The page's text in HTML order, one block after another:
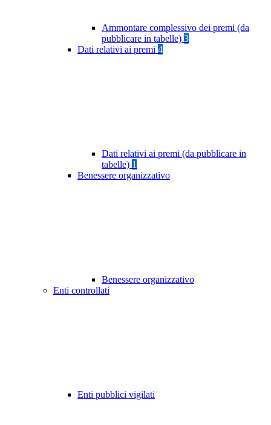
Ammontare complessivo dei premi (da
pubblicare in tabelle) 3
Dati relativi ai premi 4
Dati relativi ai premi (da pubblicare in
tabelle) 1
Benessere organizzativo
Benessere organizzativo
Enti controllati
Enti pubblici vigilati